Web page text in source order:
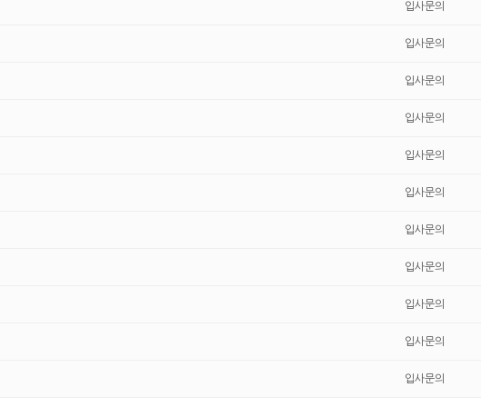
입사문의
입사문의
입사문의
입사문의
입사문의
입사문의
입사문의
입사문의
입사문의
입사문의
입사문의